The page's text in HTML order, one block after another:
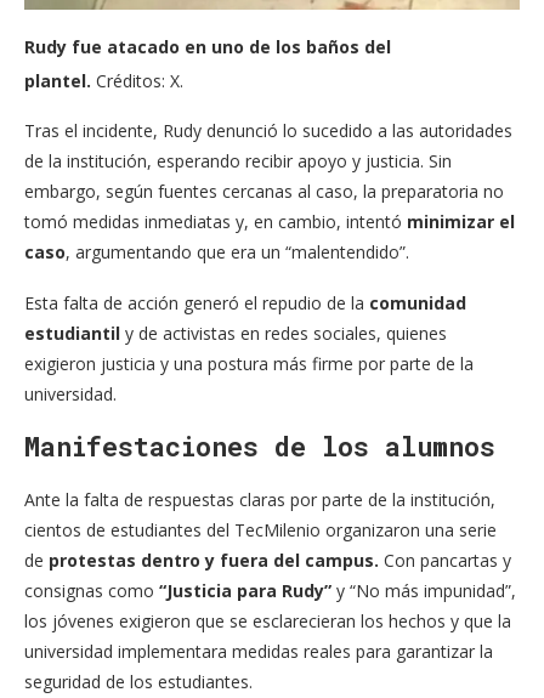
Rudy fue atacado en uno de los baños del
plantel. Créditos: X.
Tras el incidente, Rudy denunció lo sucedido a las autoridades
de la institución, esperando recibir apoyo y justicia. Sin
embargo, según fuentes cercanas al caso, la preparatoria no
tomó medidas inmediatas y, en cambio, intentó minimizar el
caso, argumentando que era un “malentendido”.
Esta falta de acción generó el repudio de la comunidad
estudiantil y de activistas en redes sociales, quienes
exigieron justicia y una postura más firme por parte de la
universidad.
Manifestaciones de los alumnos
Ante la falta de respuestas claras por parte de la institución,
cientos de estudiantes del TecMilenio organizaron una serie
de protestas dentro y fuera del campus. Con pancartas y
consignas como “Justicia para Rudy” y “No más impunidad”,
los jóvenes exigieron que se esclarecieran los hechos y que la
universidad implementara medidas reales para garantizar la
seguridad de los estudiantes.